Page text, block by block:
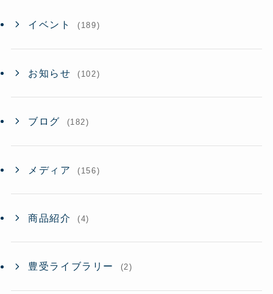
イベント (189)
お知らせ (102)
ブログ (182)
メディア (156)
商品紹介 (4)
豊受ライブラリー (2)